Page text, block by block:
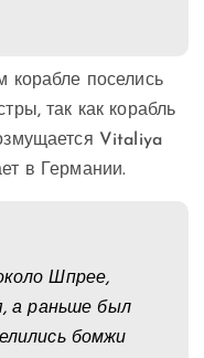
корабле поселись
так как корабль
Vitaliya
в Германии.
Шпрее,
а раньше был
бомжи